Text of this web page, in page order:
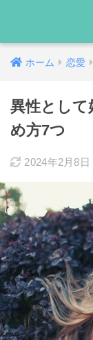
ホーム 恋愛
異性とし
め方7つ
2024年2月8日